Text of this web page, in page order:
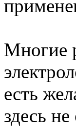
Многие
есть
здесь